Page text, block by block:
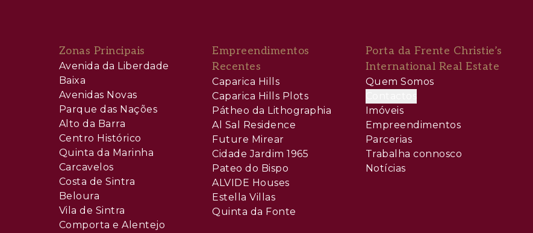
Zonas Principais
Avenida da Liberdade
Baixa
Avenidas Novas
Parque das Nações
Alto da Barra
Centro Histórico
Quinta da Marinha
Carcavelos
Costa de Sintra
Beloura
Vila de Sintra
Comporta e Alentejo
Empreendimentos
Recentes
Caparica Hills
Caparica Hills Plots
Pátheo da Lithographia
Al Sal Residence
Future Mirear
Cidade Jardim 1965
Pateo do Bispo
ALVIDE Houses
Estella Villas
Quinta da Fonte
Porta da Frente Christie’s
International Real Estate
Quem Somos
Imóveis
Empreendimentos
Parcerias
Trabalha connosco
Notícias